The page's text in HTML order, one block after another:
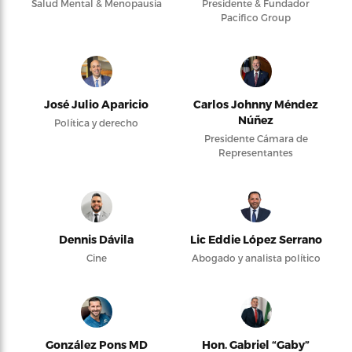
Salud Mental & Menopausia
Presidente & Fundador
Pacifico Group
José Julio Aparicio
Política y derecho
Carlos Johnny Méndez
Núñez
Presidente Cámara de
Representantes
Dennis Dávila
Cine
Lic Eddie López Serrano
Abogado y analista político
González Pons MD Hon. Gabriel “Gaby”